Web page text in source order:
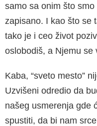
samo sa onim što
zapisano. I kao što se
tako je i ceo život
oslobodiš, a Njemu se
Kaba, “sveto mesto”
Uzvišeni odredio da
našeg usmerenja gde
spustiti, da bi nam